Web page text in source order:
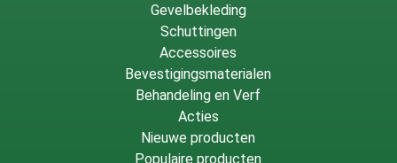
Gevelbekleding
Schuttingen
Accessoires
Bevestigingsmaterialen
Behandeling en Verf
Acties
Nieuwe producten
Populaire producten